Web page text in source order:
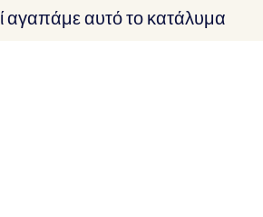
αγαπάμε αυτό το κατάλυμα